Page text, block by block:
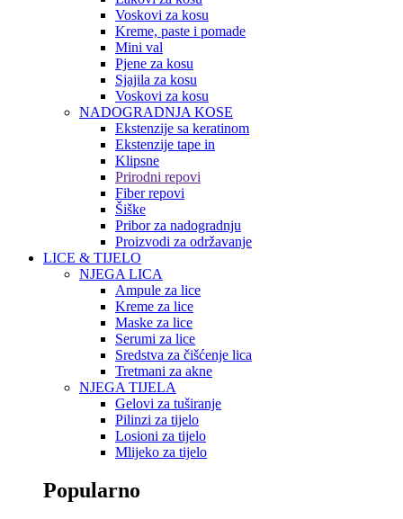
Voskovi za kosu
Kreme, paste i pomade
Mini val
Pjene za kosu
Sjajila za kosu
Voskovi za kosu
NADOGRADNJA KOSE
Ekstenzije sa keratinom
Ekstenzije tape in
Klipsne
Prirodni repovi
Fiber repovi
Šiške
Pribor za nadogradnju
Proizvodi za održavanje
LICE & TIJELO
NJEGA LICA
Ampule za lice
Kreme za lice
Maske za lice
Serumi za lice
Sredstva za čišćenje lica
Tretmani za akne
NJEGA TIJELA
Gelovi za tuširanje
Pilinzi za tijelo
Losioni za tijelo
Mlijeko za tijelo
Popularno